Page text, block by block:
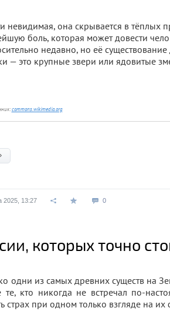
невидимая, она скрывается в тёплых
боль, которая может довести
недавно, но её
— это крупные звери или ядовитые
commons.wikimedia.org
2025, 13:27 0
которых точно
одни из самых древних существ на
кто никогда не встречал по-
страх при одном только взгляде на